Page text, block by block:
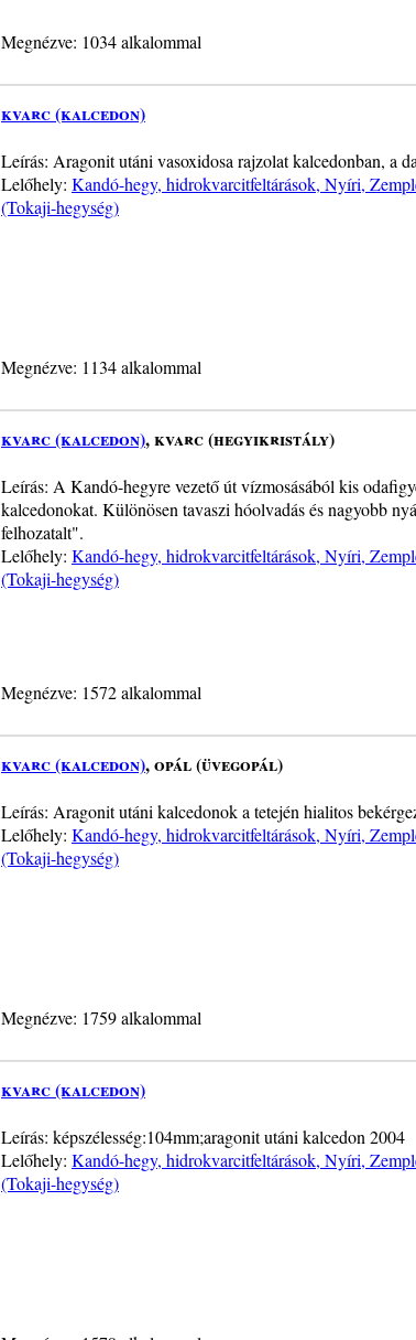
Megnézve: 1034 alkalommal
kvarc (kalcedon)
Leírás: Aragonit utáni vasoxidosa rajzolat kalcedonban, a
Lelőhely: Kandó-hegy, hidrokvarcitfeltárások, Nyíri,
(Tokaji-hegység)
Megnézve: 1134 alkalommal
kvarc (kalcedon), kvarc (hegyikristály)
Leírás: A Kandó-hegyre vezető út vízmosásából kis
kalcedonokat. Különösen tavaszi hóolvadás és nagyobb
felhozatalt".
Lelőhely: Kandó-hegy, hidrokvarcitfeltárások, Nyíri,
(Tokaji-hegység)
Megnézve: 1572 alkalommal
kvarc (kalcedon), opál (üvegopál)
Leírás: Aragonit utáni kalcedonok a tetején hialitos
Lelőhely: Kandó-hegy, hidrokvarcitfeltárások, Nyíri,
(Tokaji-hegység)
Megnézve: 1759 alkalommal
kvarc (kalcedon)
Leírás: képszélesség:104mm;aragonit utáni kalcedon 2004
Lelőhely: Kandó-hegy, hidrokvarcitfeltárások, Nyíri,
(Tokaji-hegység)